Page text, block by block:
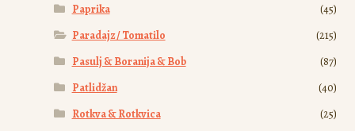
Paprika
(45)
Paradajz / Tomatilo
(215)
Pasulj & Boranija & Bob
(87)
Patlidžan
(40)
Rotkva & Rotkvica
(25)